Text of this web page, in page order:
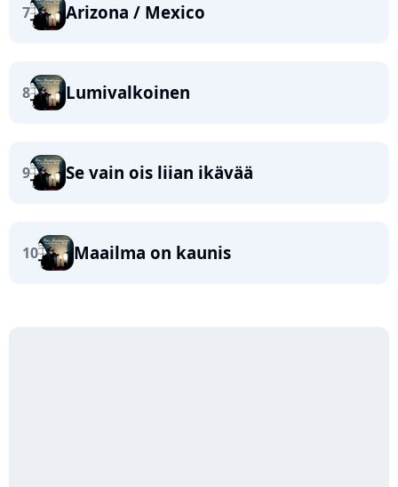
7 Arizona / Mexico
8 Lumivalkoinen
9 Se vain ois liian ikävää
10 Maailma on kaunis